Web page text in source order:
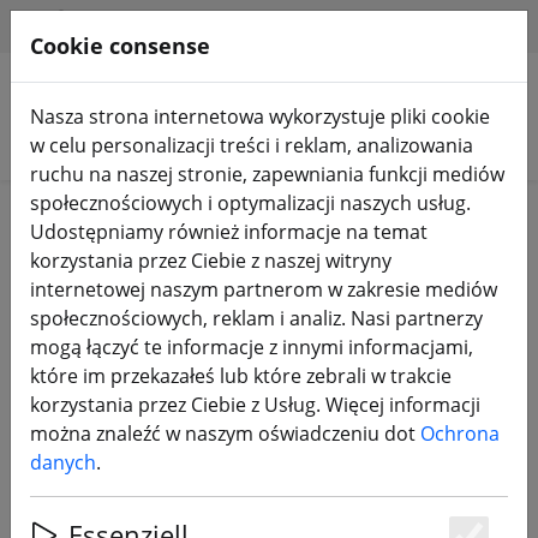
Szukaj produktów
Home Komponenty Nadajnik wideo FPV
Axisflying 4,9G–6G SEG 10 W
analogowy nadajnik wideo VTX
TERK FPV
Cookie consense
Nasza strona internetowa wykorzystuje pliki cookie
w celu personalizacji treści i reklam, analizowania
ruchu na naszej stronie, zapewniania funkcji mediów
społecznościowych i optymalizacji naszych usług.
Udostępniamy również informacje na temat
korzystania przez Ciebie z naszej witryny
internetowej naszym partnerom w zakresie mediów
społecznościowych, reklam i analiz. Nasi partnerzy
mogą łączyć te informacje z innymi informacjami,
które im przekazałeś lub które zebrali w trakcie
korzystania przez Ciebie z Usług. Więcej informacji
można znaleźć w naszym oświadczeniu dot Ochrona
danych.